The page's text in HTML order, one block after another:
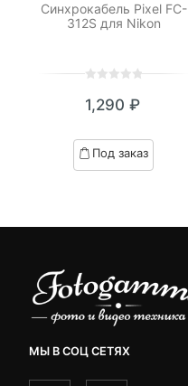
Синхрокабель Pixel FC-
312S для Nikon
out
based
on
1,290 ₽
Под заказ
МЫ В СОЦ СЕТЯХ